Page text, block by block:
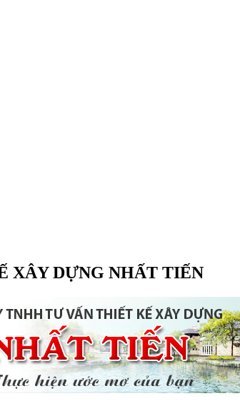
XÂY DỰNG NHẤT TIẾN